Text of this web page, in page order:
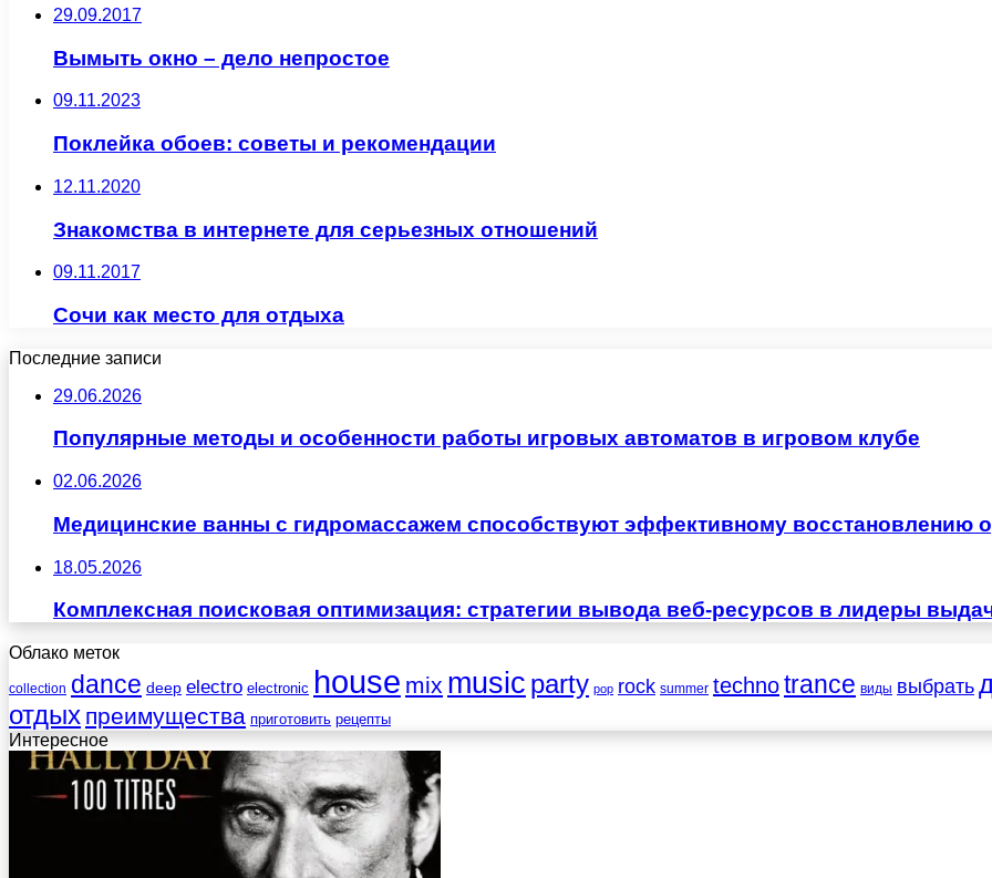
29.09.2017
Вымыть окно – дело непростое
09.11.2023
Поклейка обоев: советы и рекомендации
12.11.2020
Знакомства в интернете для серьезных отношений
09.11.2017
Сочи как место для отдыха
Последние записи
29.06.2026
Популярные методы и особенности работы игровых автоматов в игровом клубе
02.06.2026
Медицинские ванны с гидромассажем способствуют эффективному восстановлению
18.05.2026
Комплексная поисковая оптимизация: стратегии вывода веб-ресурсов в лидеры
Облако меток
collection dance deep electro electronic house mix music party pop rock summer technotrance виды выбрать
отдых преимущества приготовить рецепты
Интересное